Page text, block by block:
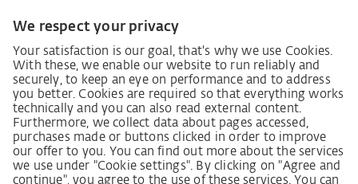
Декларація про принципи стратегії у сфері прав
людини
Процедура подання та розгляду скарг відповідно
до Закону про належну обачність у ланцюгах
постачання